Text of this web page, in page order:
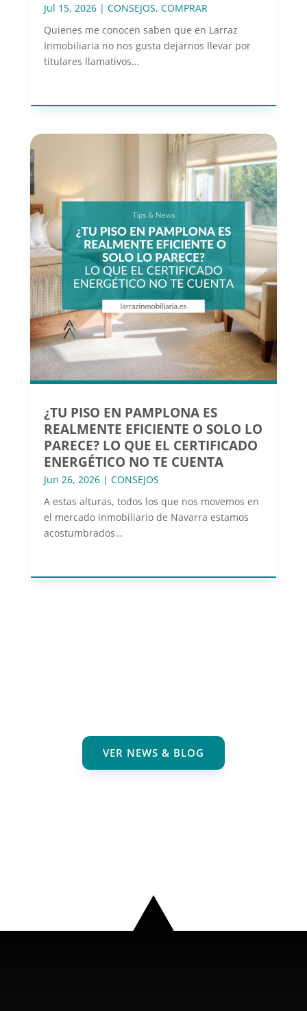
Jul 15, 2026| CONSEJOS, COMPRAR
Quienes me conocen saben que en Larraz
Inmobiliaria no nos gusta dejarnos llevar por
titulares llamativos…
¿TU PISO EN PAMPLONA ES
REALMENTE EFICIENTE O SOLO LO
PARECE? LO QUE EL CERTIFICADO
ENERGÉTICO NO TE CUENTA
Jun 26, 2026| CONSEJOS
A estas alturas, todos los que nos movemos en
el mercado inmobiliario de Navarra estamos
acostumbrados…
VER NEWS & BLOG